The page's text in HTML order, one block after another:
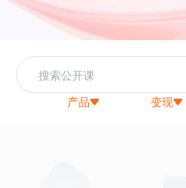
产品 变现